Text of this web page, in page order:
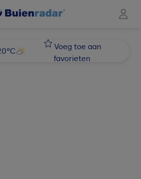
°C
Voeg toe aan
favorieten